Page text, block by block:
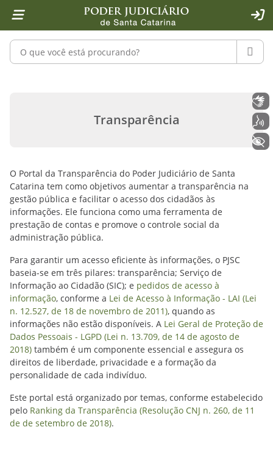
1 Ir para o conteúdo
2 Ir para a ferramenta de acessibilidade - Rybená
4 Ir para o menu principal
5 Ir para a pesquisa
6 Ir para o rodapé
7 Ir para a página inicial
Pesquisar no portal
Início - Transparência - Poder
Transparência
O Portal da Transparência do Poder Judiciário de Santa
Catarina tem como objetivos aumentar a transparência na
gestão pública e facilitar o acesso dos cidadãos às
informações. Ele funciona como uma ferramenta de
prestação de contas e promove o controle social da
administração pública.
Para garantir um acesso eficiente às informações, o PJSC
baseia-se em três pilares: transparência; Serviço de
Informação ao Cidadão (SIC); e pedidos de acesso à
informação, conforme a Lei de Acesso à Informação - LAI (Lei
n. 12.527, de 18 de novembro de 2011), quando as
informações não estão disponíveis. A Lei Geral de Proteção de
Dados Pessoais - LGPD (Lei n. 13.709, de 14 de agosto de
2018) também é um componente essencial e assegura os
direitos de liberdade, privacidade e a formação da
personalidade de cada indivíduo.
Este portal está organizado por temas, conforme estabelecido
pelo Ranking da Transparência (Resolução CNJ n. 260, de 11
de de setembro de 2018).